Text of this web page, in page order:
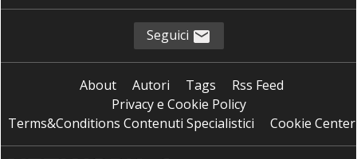
Seguici
About Autori Tags
Rss Feed
Privacy e Cookie Policy
Terms&Conditions Contenuti Specialistici
Cookie Center